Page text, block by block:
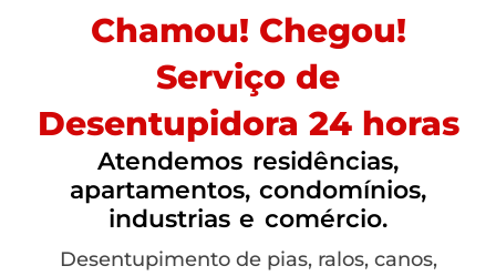
Chamou! Chegou!
Serviço de
Desentupidora 24 horas
Atendemos residências,
apartamentos, condomínios,
industrias e comércio.
Desentupimento de pias, ralos, canos,